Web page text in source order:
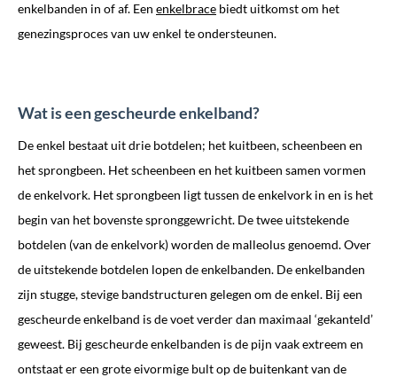
enkelbanden in of af. Een enkelbrace biedt uitkomst om het
genezingsproces van uw enkel te ondersteunen.
Wat is een gescheurde enkelband?
De enkel bestaat uit drie botdelen; het kuitbeen, scheenbeen en
het sprongbeen. Het scheenbeen en het kuitbeen samen vormen
de enkelvork. Het sprongbeen ligt tussen de enkelvork in en is het
begin van het bovenste spronggewricht. De twee uitstekende
botdelen (van de enkelvork) worden de malleolus genoemd. Over
de uitstekende botdelen lopen de enkelbanden. De enkelbanden
zijn stugge, stevige bandstructuren gelegen om de enkel. Bij een
gescheurde enkelband is de voet verder dan maximaal ‘gekanteld’
geweest. Bij gescheurde enkelbanden is de pijn vaak extreem en
ontstaat er een grote eivormige bult op de buitenkant van de